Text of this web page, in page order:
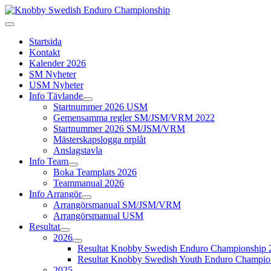
Startsida
Kontakt
Kalender 2026
SM Nyheter
USM Nyheter
Info Tävlande
Startnummer 2026 USM
Gemensamma regler SM/JSM/VRM 2022
Startnummer 2026 SM/JSM/VRM
Mästerskapslogga nrplåt
Anslagstavla
Info Team
Boka Teamplats 2026
Teammanual 2026
Info Arrangör
Arrangörsmanual SM/JSM/VRM
Arrangörsmanual USM
Resultat
2026
Resultat Knobby Swedish Enduro Championship
Resultat Knobby Swedish Youth Enduro